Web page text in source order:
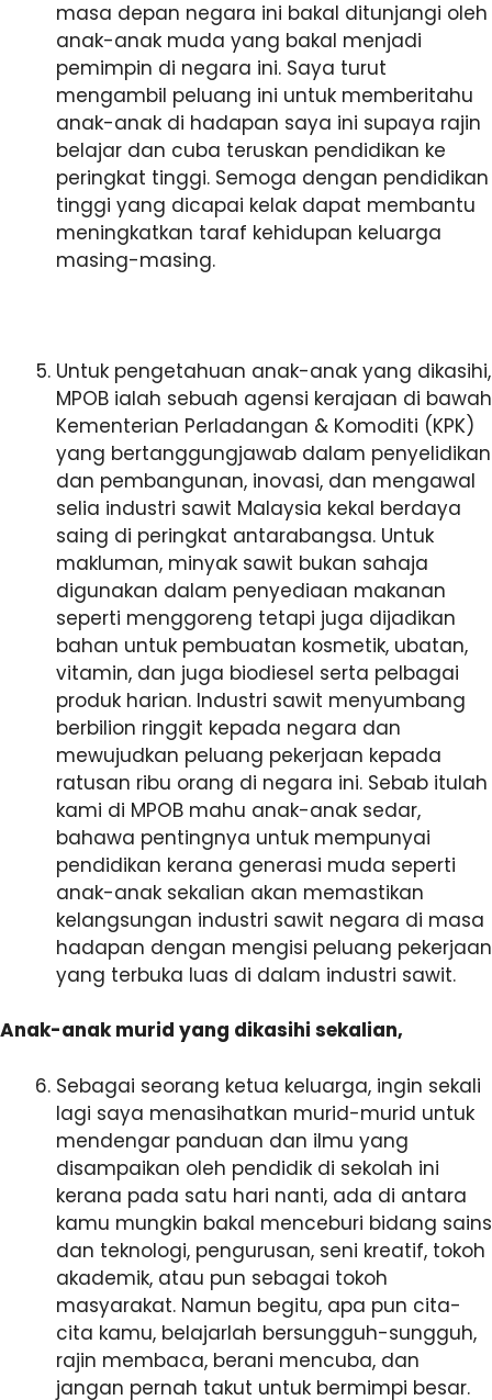
masa depan negara ini bakal ditunjangi oleh
anak-anak muda yang bakal menjadi
pemimpin di negara ini. Saya turut
mengambil peluang ini untuk memberitahu
anak-anak di hadapan saya ini supaya rajin
belajar dan cuba teruskan pendidikan ke
peringkat tinggi. Semoga dengan pendidikan
tinggi yang dicapai kelak dapat membantu
meningkatkan taraf kehidupan keluarga
masing-masing.
Untuk pengetahuan anak-anak yang dikasihi,
MPOB ialah sebuah agensi kerajaan di bawah
Kementerian Perladangan & Komoditi (KPK)
yang bertanggungjawab dalam penyelidikan
dan pembangunan, inovasi, dan mengawal
selia industri sawit Malaysia kekal berdaya
saing di peringkat antarabangsa. Untuk
makluman, minyak sawit bukan sahaja
digunakan dalam penyediaan makanan
seperti menggoreng tetapi juga dijadikan
bahan untuk pembuatan kosmetik, ubatan,
vitamin, dan juga biodiesel serta pelbagai
produk harian. Industri sawit menyumbang
berbilion ringgit kepada negara dan
mewujudkan peluang pekerjaan kepada
ratusan ribu orang di negara ini. Sebab itulah
kami di MPOB mahu anak-anak sedar,
bahawa pentingnya untuk mempunyai
pendidikan kerana generasi muda seperti
anak-anak sekalian akan memastikan
kelangsungan industri sawit negara di masa
hadapan dengan mengisi peluang pekerjaan
yang terbuka luas di dalam industri sawit.
Anak-anak murid yang dikasihi sekalian,
Sebagai seorang ketua keluarga, ingin sekali
lagi saya menasihatkan murid-murid untuk
mendengar panduan dan ilmu yang
disampaikan oleh pendidik di sekolah ini
kerana pada satu hari nanti, ada di antara
kamu mungkin bakal menceburi bidang sains
dan teknologi, pengurusan, seni kreatif, tokoh
akademik, atau pun sebagai tokoh
masyarakat. Namun begitu, apa pun cita-
cita kamu, belajarlah bersungguh-sungguh,
rajin membaca, berani mencuba, dan
jangan pernah takut untuk bermimpi besar.